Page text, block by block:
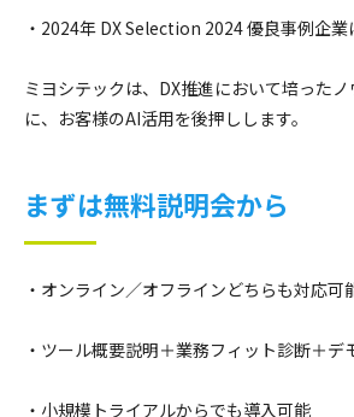
・2024年 DX Selection 2024 優良事例企業
ミヨシテックは、DX推進において培った
に、お客様のAI活用を後押しします。
まずは無料説明会から
・オンライン／オフラインどちらも対応可
・ツール概要説明＋業務フィット診断＋
・小規模トライアルからでも導入可能